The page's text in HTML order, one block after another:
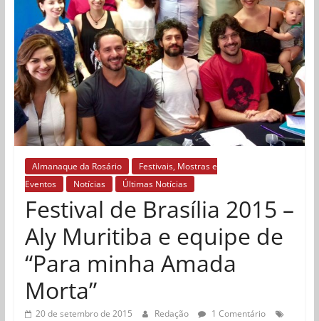
Almanaque da Rosário
Festivais, Mostras e
Eventos
Notícias Últimas Notícias
Festival de Brasília 2015 –
Aly Muritiba e equipe de
“Para minha Amada
Morta”
20 de setembro de 2015 Redação
1 Comentário